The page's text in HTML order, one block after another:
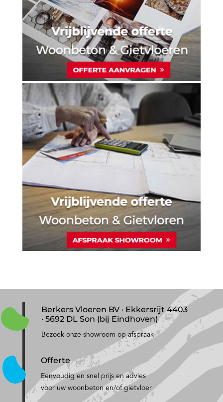
Berkers Vloeren BV · Ekkersrijt 4403
· 5692 DL Son (bij Eindhoven)
Bezoek onze showroom op afspraak
Offerte
Eenvoudig en snel prijs en advies
voor uw woonbeton en/of gietvloer